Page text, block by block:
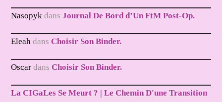
Nasopyk dansJournal De Bord d’Un FtM Post-Op.
Eleah dansChoisir Son Binder.
Oscar dansChoisir Son Binder.
La CIGaLes Se Meurt ? | Le Chemin D'une Transition